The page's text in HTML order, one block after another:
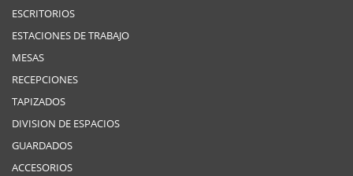
ESCRITORIOS
ESTACIONES DE TRABAJO
MESAS
RECEPCIONES
TAPIZADOS
DIVISION DE ESPACIOS
GUARDADOS
ACCESORIOS